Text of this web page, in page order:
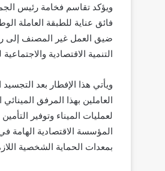
ويؤكد تقاسم فخامة رئيس
فائق عناية للطبقة العاملة
ضيق العمل غير المصنف إلى
التنمية الاقتصادية والاجتماعية
ويأتي هذا الإفطار بعد
المؤسسة الاقتصادية الهامة في
بمعدات الحماية الشخصية